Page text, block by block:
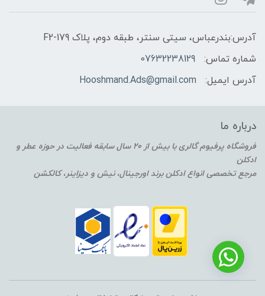
آدرس:بندرعباس، سیتی سنتر، طبقه دوم، پلاک F2-179
شماره تماس:
07632238129
آدرس ایمیل:
Hooshmand.Ads@gmail.com
درباره ما
فروشگاه پرفیوم گالری با بیش از 20 سال سابقه فعالیت در حوزه عطر و
ادکلن
مرجع تخصصی انواع ادکلن برند اورجینال، نیش و دیزاینر، کالکشن